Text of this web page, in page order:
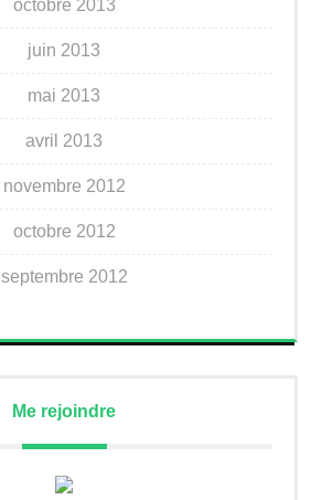
octobre 2013
juin 2013
mai 2013
avril 2013
novembre 2012
octobre 2012
septembre 2012
Me rejoindre